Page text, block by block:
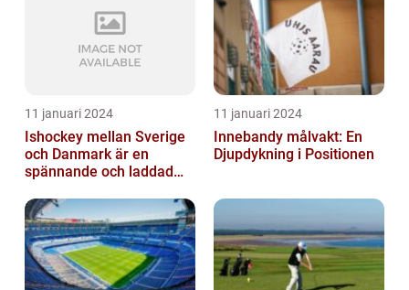
11 januari 2024
Ishockey mellan Sverige
och Danmark är en
spännande och laddad
historia
11 januari 2024
Innebandy målvakt: En
Djupdykning i Positionen